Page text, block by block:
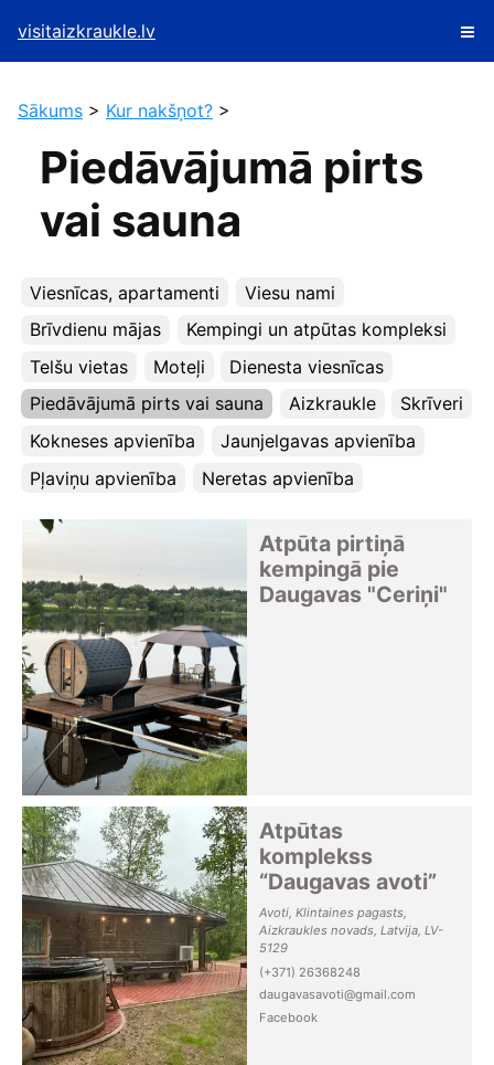
visitaizkraukle.lv
Sākums > Kur nakšņot? >
Piedāvājumā pirts
vai sauna
Viesnīcas, apartamenti
Viesu nami
Brīvdienu mājas
Kempingi un atpūtas kompleksi
Telšu vietas
Moteļi
Dienesta viesnīcas
Piedāvājumā pirts vai sauna
Aizkraukle
Skrīveri
Kokneses apvienība
Jaunjelgavas apvienība
Pļaviņu apvienība
Neretas apvienība
Atpūta pirtiņā
kempingā pie
Daugavas "Ceriņi"
Atpūtas
komplekss
“Daugavas avoti”
Avoti, Klintaines pagasts,
Aizkraukles novads, Latvija, LV-
5129
(+371) 26368248
daugavasavoti@gmail.com
Facebook